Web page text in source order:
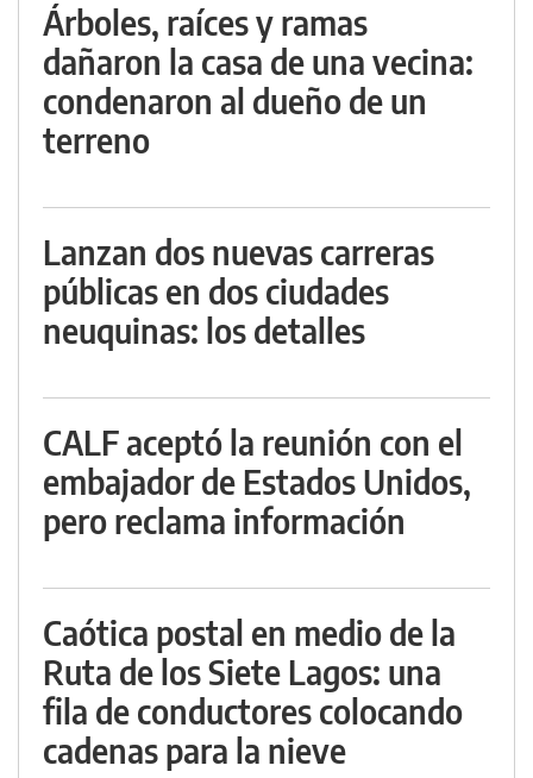
Árboles, raíces y ramas
dañaron la casa de una vecina:
condenaron al dueño de un
terreno
Lanzan dos nuevas carreras
públicas en dos ciudades
neuquinas: los detalles
CALF aceptó la reunión con el
embajador de Estados Unidos,
pero reclama información
Caótica postal en medio de la
Ruta de los Siete Lagos: una
fila de conductores colocando
cadenas para la nieve